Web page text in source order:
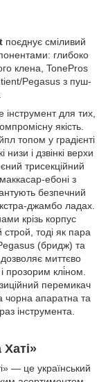
поєднує сміливий
глибоко
клена, TonePros
Pegasus з пуш-
для тих,
якість.
топом у градієнті
і дзвінкі верхи
трисекційний
ебоні з
безпечний
джамбо ладах.
крізь корпус
строй, тоді як пара
(бридж) та
миттєво
прозорим клі́ном.
перемикач
чорна апаратна та
інструмента.
— це український